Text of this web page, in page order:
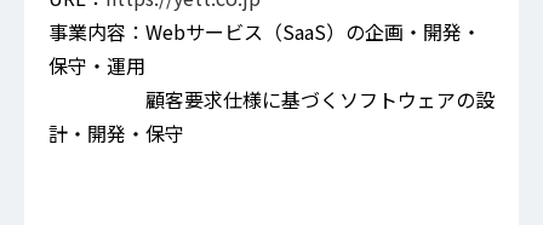
事業内容：Webサービス（SaaS）の企画・開発・
保守・運用
顧客要求仕様に基づくソフトウェアの設
計・開発・保守